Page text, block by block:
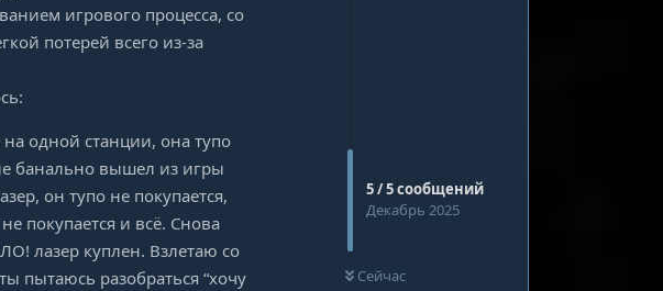
5/5сообщений
Декабрь 2025
Сейчас
игрового процесса, со
потерей всего из-за
одной станции, она тупо
банально вышел из игры
он тупо не покупается,
покупается и всё. Снова
лазер куплен. Взлетаю со
пытаюсь разобраться “хочу